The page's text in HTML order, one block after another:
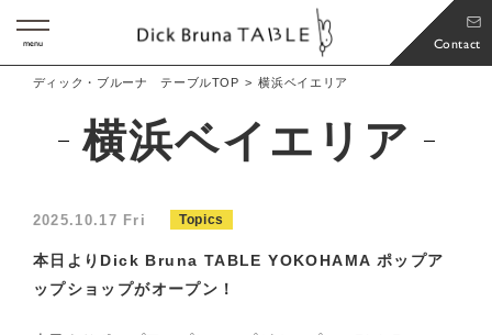
Contact
menu
ディック・ブルーナ テーブルTOP 横浜ベイエリア
横浜ベイエリア
2025.10.17 Fri Topics
本日よりDick Bruna TABLE YOKOHAMA ポップア
ップショップがオープン！